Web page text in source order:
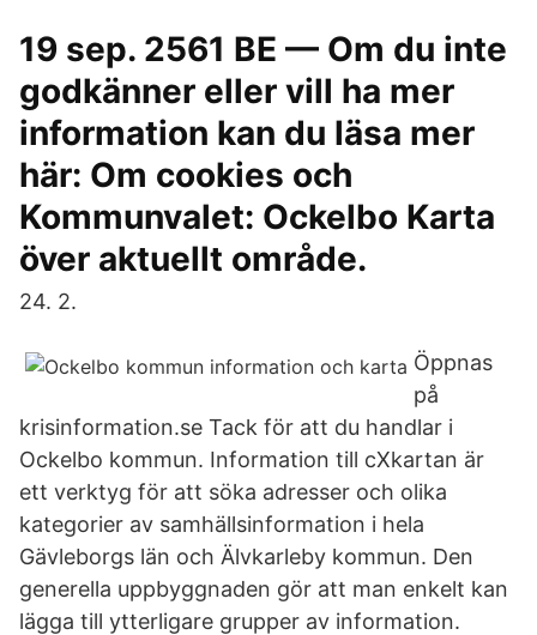
19 sep. 2561 BE — Om du inte
godkänner eller vill ha mer
information kan du läsa mer
här: Om cookies och
Kommunvalet: Ockelbo Karta
över aktuellt område.
24. 2.
Öppnas
på
krisinformation.se Tack för att du handlar i
Ockelbo kommun. Information till cXkartan är
ett verktyg för att söka adresser och olika
kategorier av samhällsinformation i hela
Gävleborgs län och Älvkarleby kommun. Den
generella uppbyggnaden gör att man enkelt kan
lägga till ytterligare grupper av information.